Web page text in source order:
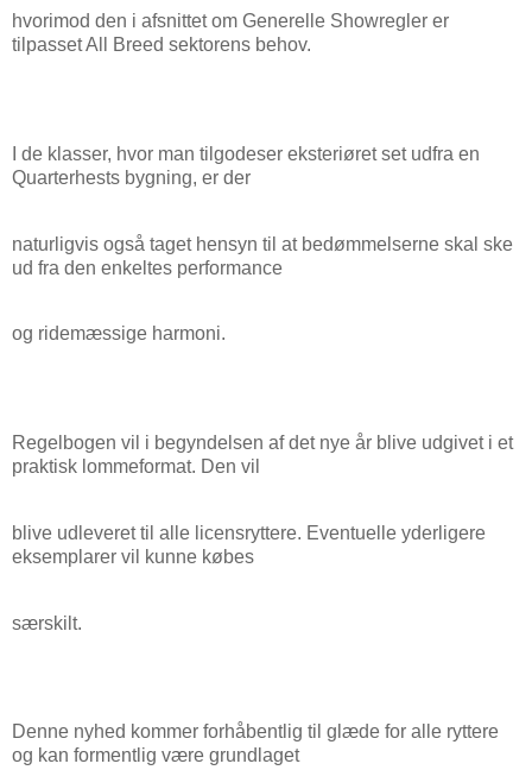
hvorimod den i afsnittet om Generelle Showregler er
tilpasset All Breed sektorens behov.
I de klasser, hvor man tilgodeser eksteriøret set udfra en
Quarterhests bygning, er der
naturligvis også taget hensyn til at bedømmelserne skal ske
ud fra den enkeltes performance
og ridemæssige harmoni.
Regelbogen vil i begyndelsen af det nye år blive udgivet i et
praktisk lommeformat. Den vil
blive udleveret til alle licensryttere. Eventuelle yderligere
eksemplarer vil kunne købes
særskilt.
Denne nyhed kommer forhåbentlig til glæde for alle ryttere
og kan formentlig være grundlaget